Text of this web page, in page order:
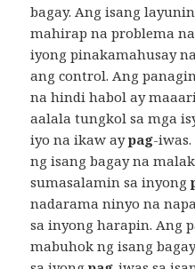
bagay. Ang isang
mahirap na problema
iyong pinakamahusay
ang control. Ang
na hindi habol ay
aalala tungkol sa mga
iyo na ikaw aypag-
ng isang bagay na
sumasalamin sa inyong
nadarama ninyo na
sa inyong harapin. Ang
mabuhok ng isang